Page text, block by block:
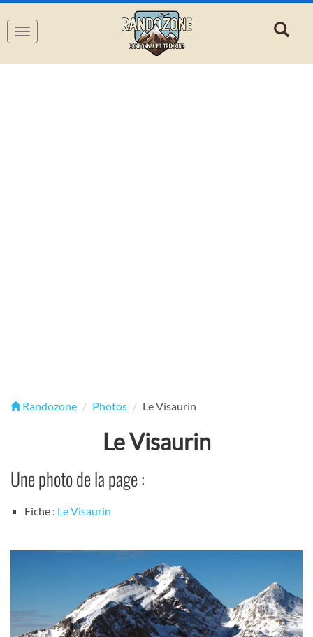
Navigation
Randozone Photos Le Visaurin
Le Visaurin
Une photo de la page :
Fiche : Le Visaurin